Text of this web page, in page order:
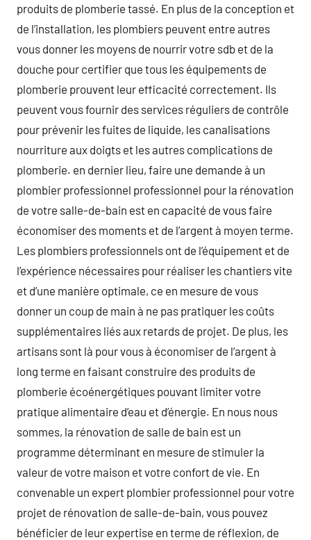
produits de plomberie tassé. En plus de la conception et
de l’installation, les plombiers peuvent entre autres
vous donner les moyens de nourrir votre sdb et de la
douche pour certifier que tous les équipements de
plomberie prouvent leur efficacité correctement. Ils
peuvent vous fournir des services réguliers de contrôle
pour prévenir les fuites de liquide, les canalisations
nourriture aux doigts et les autres complications de
plomberie. en dernier lieu, faire une demande à un
plombier professionnel professionnel pour la rénovation
de votre salle-de-bain est en capacité de vous faire
économiser des moments et de l’argent à moyen terme.
Les plombiers professionnels ont de l’équipement et de
l’expérience nécessaires pour réaliser les chantiers vite
et d’une manière optimale, ce en mesure de vous
donner un coup de main à ne pas pratiquer les coûts
supplémentaires liés aux retards de projet. De plus, les
artisans sont là pour vous à économiser de l’argent à
long terme en faisant construire des produits de
plomberie écoénergétiques pouvant limiter votre
pratique alimentaire d’eau et d’énergie. En nous nous
sommes, la rénovation de salle de bain est un
programme déterminant en mesure de stimuler la
valeur de votre maison et votre confort de vie. En
convenable un expert plombier professionnel pour votre
projet de rénovation de salle-de-bain, vous pouvez
bénéficier de leur expertise en terme de réflexion, de